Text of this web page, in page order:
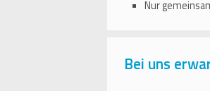
Nur
Bei uns